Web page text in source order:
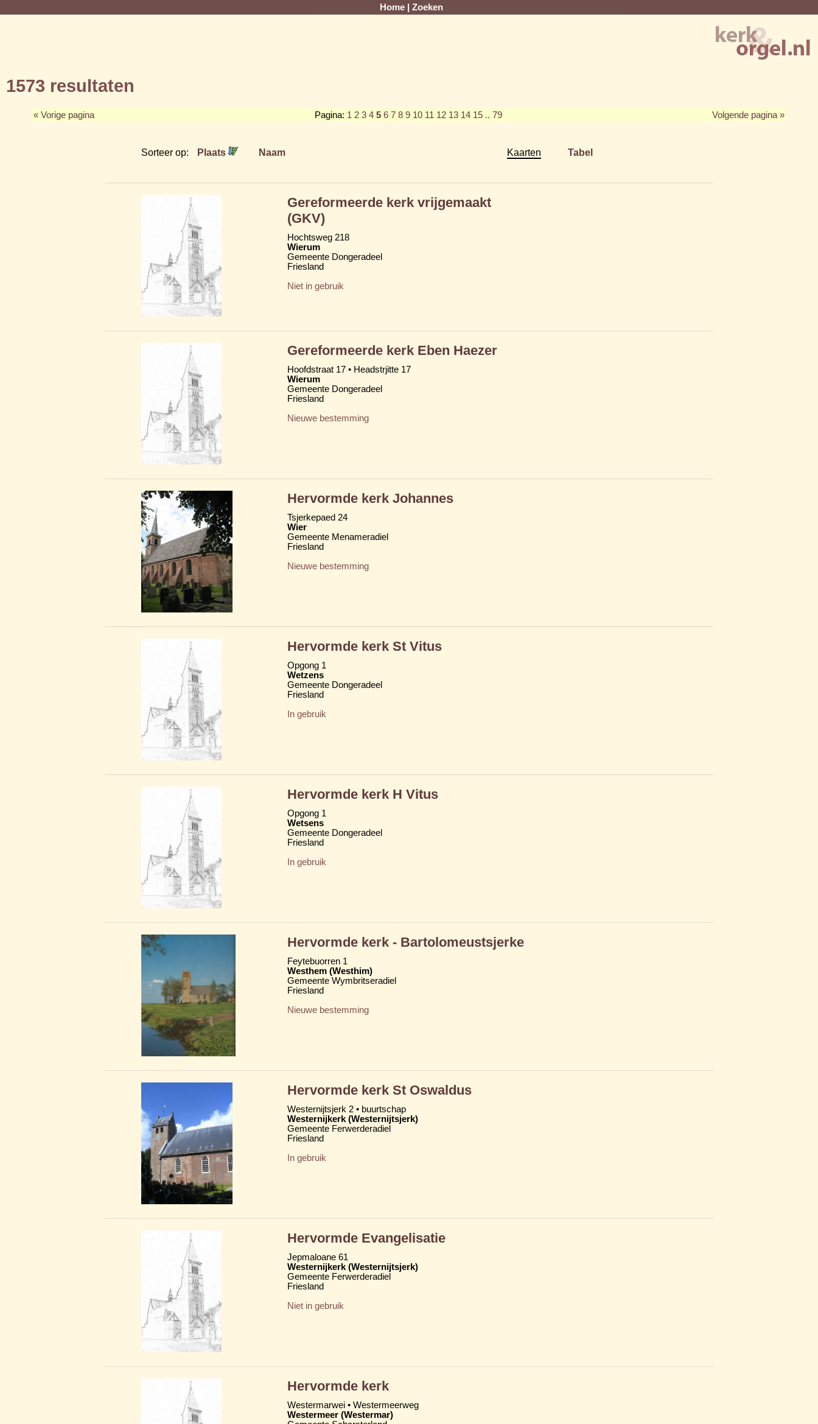
Home Zoeken
1573 resultaten
« Vorige pagina Pagina: 1 2 3 4 5 6 7 8 9 10 11 12 13 14 15 .. 79 Volgende pagina »
Sorteer op: Plaats Naam Kaarten Tabel
Gereformeerde kerk vrijgemaakt
(GKV)
Hochtsweg 218
Wierum
Gemeente Dongeradeel
Friesland
Niet in gebruik
Gereformeerde kerk Eben Haezer
Hoofdstraat 17 • Headstrjitte 17
Wierum
Gemeente Dongeradeel
Friesland
Nieuwe bestemming
Hervormde kerk Johannes
Tsjerkepaed 24
Wier
Gemeente Menameradiel
Friesland
Nieuwe bestemming
Hervormde kerk St Vitus
Opgong 1
Wetzens
Gemeente Dongeradeel
Friesland
In gebruik
Hervormde kerk H Vitus
Opgong 1
Wetsens
Gemeente Dongeradeel
Friesland
In gebruik
Hervormde kerk - Bartolomeustsjerke
Feytebuorren 1
Westhem (Westhim)
Gemeente Wymbritseradiel
Friesland
Nieuwe bestemming
Hervormde kerk St Oswaldus
Westernijtsjerk 2 • buurtschap
Westernijkerk (Westernijtsjerk)
Gemeente Ferwerderadiel
Friesland
In gebruik
Hervormde Evangelisatie
Jepmaloane 61
Westernijkerk (Westernijtsjerk)
Gemeente Ferwerderadiel
Friesland
Niet in gebruik
Hervormde kerk
Westermarwei • Westermeerweg
Westermeer (Westermar)